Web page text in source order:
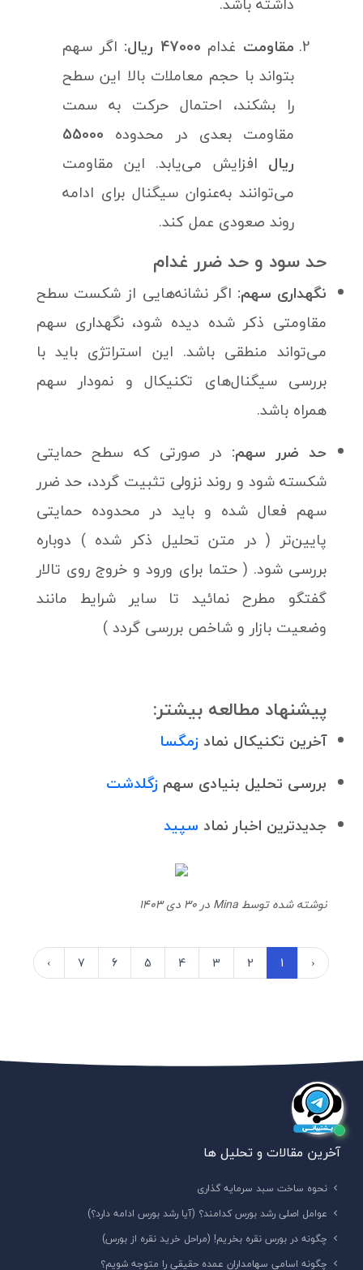
مقاومت غدام 47000 ریال:
اگر سهم
بتواند با حجم معاملات بالا این سطح
را بشکند، احتمال حرکت به سمت
مقاومت بعدی در محدوده 55000
ریال افزایش می‌یابد. این مقاومت‌
می‌توانند به‌عنوان سیگنال برای ادامه
روند صعودی عمل کند.
حد سود و حد ضرر غدام
نگهداری سهم: اگر نشانه‌هایی از شکست سطح
مقاومتی ذکر شده دیده شود، نگهداری سهم
می‌تواند منطقی باشد. این استراتژی باید با
بررسی سیگنال‌های تکنیکال و نمودار سهم
همراه باشد.
حد ضرر سهم: در صورتی که سطح حمایتی
شکسته شود و روند نزولی تثبیت گردد، حد ضرر
سهم فعال شده و باید در محدوده حمایتی
پایین‌تر ( در متن تحلیل ذکر شده ) دوباره
بررسی شود. ( حتما برای ورود و خروج روی تالار
گفتگو مطرح نمائید تا سایر شرایط مانند
وضعیت بازار و شاخص بررسی گردد )
پیشنهاد مطالعه بیشتر:
آخرین تکنیکال نماد زمگسا
بررسی تحلیل بنیادی سهم زگلدشت
جدیدترین اخبار نماد سپید
نوشته شده توسط Mina در 30 دی 1403
‹
1
2
3
4
5
6
7
›
آخرین مقالات و تحلیل ها
نحوه ساخت سبد سرمایه گذاری
عوامل اصلی رشد بورس کدامند؟ (آیا رشد بورس ادامه دارد؟)
چگونه در بورس نقره بخریم! (مراحل خرید نقره از بورس)
چگونه اسامی سهامداران عمده حقیقی را متوجه شویم؟